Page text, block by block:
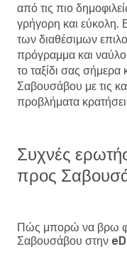
από τις πιο
γρήγορη και
των διαθέσιμων
πρόγραμμα και ναύλο
το ταξίδι σας σήμερα
Σαβουσάβου με τις
προβλήματα
Συχνές
προς
Πώς μπορώ να βρω
Σαβουσάβου στην